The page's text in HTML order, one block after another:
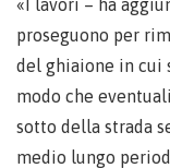
«I lavori – ha
proseguono per
del ghiaione in cui
modo che
sotto della strada
medio lungo